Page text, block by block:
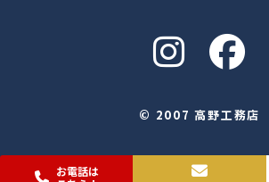
お電話は
© 2007 高野工務店